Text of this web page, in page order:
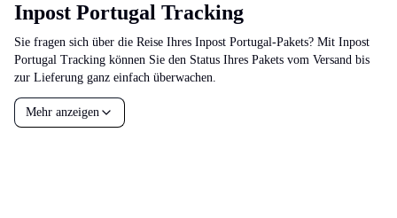
Inpost Portugal Tracking
Sie fragen sich über die Reise Ihres Inpost Portugal-Pakets? Mit Inpost
Portugal Tracking können Sie den Status Ihres Pakets vom Versand bis
zur Lieferung ganz einfach überwachen.
Mehr anzeigen